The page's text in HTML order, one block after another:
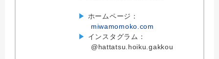
▶
ホームページ：
miwamomoko.com
▶
インスタグラム：
@hattatsu.hoiku.gakkou